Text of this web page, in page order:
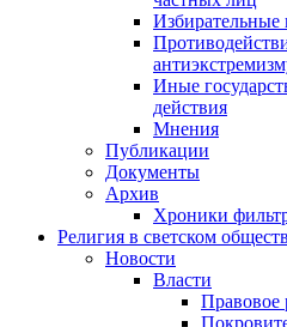
Избирательные
Иные
действия
Мнения
Публикации
Документы
Архив
Хроники
Религия в светском
Новости
Власти
Правовое